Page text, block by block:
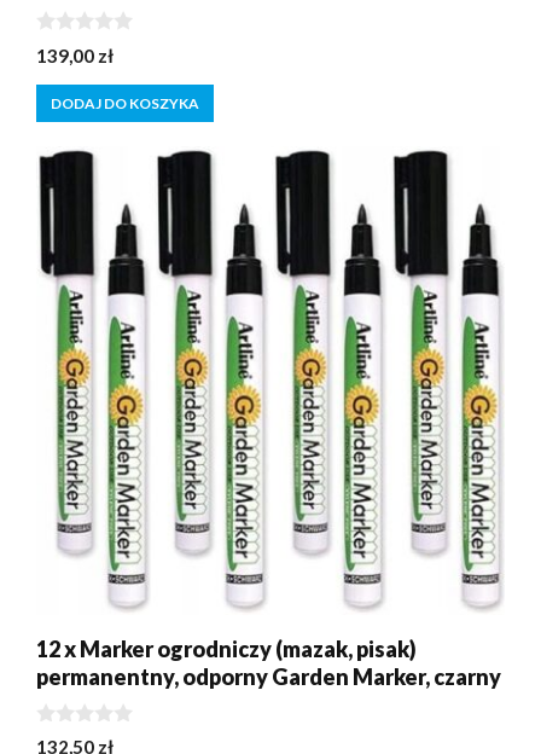
0
z
5
139,00 zł
DODAJ DO KOSZYKA
12 x Marker ogrodniczy (mazak, pisak)
permanentny, odporny Garden Marker, czarny
0
132,50 zł